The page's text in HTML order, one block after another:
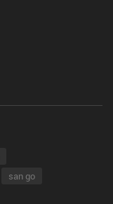
san go